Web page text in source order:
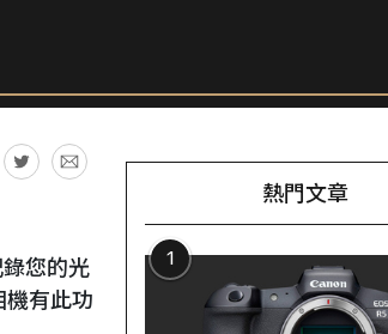
您的光
機有此功
熱門文章
1